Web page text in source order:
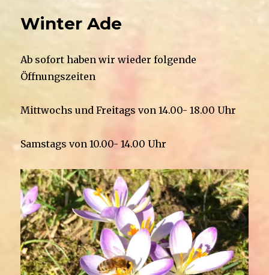
Winter Ade
Ab sofort haben wir wieder folgende
Öffnungszeiten
Mittwochs und Freitags von 14.00- 18.00 Uhr
Samstags von 10.00- 14.00 Uhr